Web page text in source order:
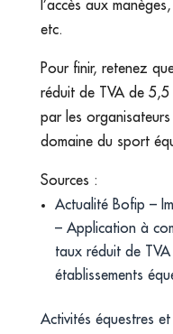
l’accès aux
etc.
Pour finir, retenez
réduit de TVA de 5,5
par les
domaine du sport
Sources :
Actualité Bofip –
– Application à
taux réduit de
établissements
Activités équestres